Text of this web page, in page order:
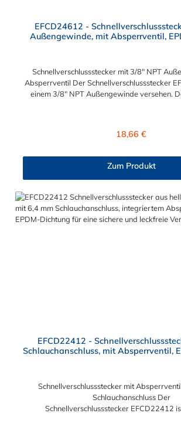
EFCD24612 -
Außengewinde, mit Absperrventil,
Schnellverschlussstecker mit 3/8" NPT
Absperrventil Der Schnellverschlussstecker
einem 3/8" NPT Außengewinde versehen.
Schnellverschlussstecker mit allen CPC
Serie kombinieren.
Regulärer Preis:
18,66 €
Zum Produkt
EFCD22412 -
Schlauchanschluss, mit Absperrventil,
Schnellverschlussstecker mit
Schlauchanschluss Der
Schnellverschlussstecker EFCD22412